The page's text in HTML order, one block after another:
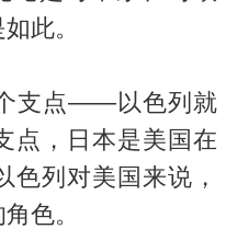
此。
支点——以色列就
点，日本是美国在
色列对美国来说，
色。